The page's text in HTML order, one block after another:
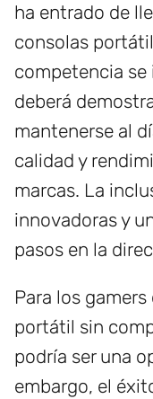
ha entrado de
consolas
competencia
deberá
mantenerse al
calidad y
marcas. La
innovadoras y
pasos en la
Para los
portátil sin
podría ser una
embargo, el